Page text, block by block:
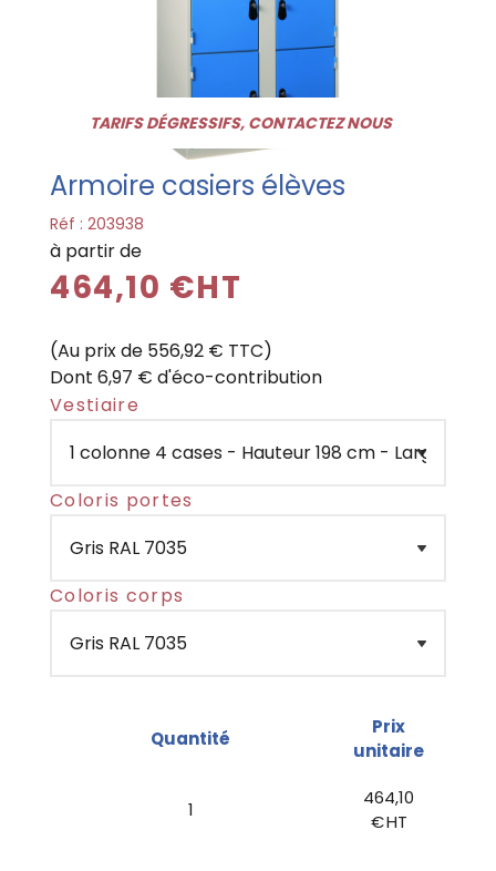
TARIFS DÉGRESSIFS, CONTACTEZ NOUS
Armoire casiers élèves
Réf : 203938
à partir de
464,10 €HT
(Au prix de 556,92 € TTC)
Dont 6,97 € d'éco-contribution
Vestiaire
Coloris portes
Coloris corps
Quantité
Prix
unitaire
1
464,10
€ HT